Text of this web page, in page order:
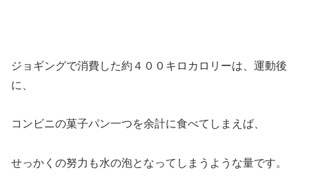
ジョギングで消費した約４００キロカロリーは、運動後
に、
コンビニの菓子パン一つを余計に食べてしまえば、
せっかくの努力も水の泡となってしまうような量です。